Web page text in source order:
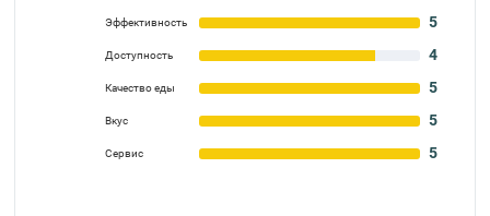
Эффективность 5
Доступность 4
Качество еды 5
Вкус 5
Сервис 5